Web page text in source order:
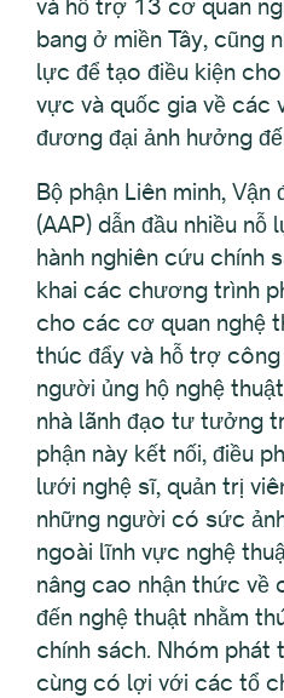
và hỗ trợ 13 cơ quan
bang ở miền Tây, cũng
lực để tạo điều kiện
vực và quốc gia về các
đương đại ảnh hưởng
Bộ phận Liên minh, Vận
(AAP) dẫn đầu nhiều
hành nghiên cứu chính
khai các chương trình
cho các cơ quan nghệ
thúc đẩy và hỗ trợ
người ủng hộ nghệ
nhà lãnh đạo tư tưởng
phận này kết nối, điều
lưới nghệ sĩ, quản trị
những người có sức
ngoài lĩnh vực nghệ
nâng cao nhận thức về
đến nghệ thuật nhằm
chính sách. Nhóm phát
cùng có lợi với các tổ